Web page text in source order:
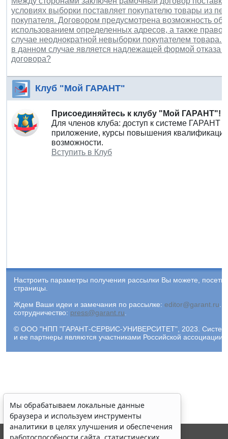
условиях выборки поставляет покупателю товары из
покупателя. Договором предусмотрена возможность
использованием определенных адресов, а также право
случае неоднократной невыборки покупателем товара.
в данном случае является надлежащей формой отказа
договора?
Клуб "Мой ГАРАНТ"
Присоединяйтесь к клубу "Мой ГАРАНТ"!
Для членов клуба: доступ к системе ГАРАНТ
приложение, курсы повышения
возможности.
Вступить в Клуб
Настроить параметры получения рассылки Вы можете,
страницы.
Ждем Ваши идеи и замечания по рассылке: editor@garant.ru
сотрудничество: press@garant.ru
© ООО "НПП "ГАРАНТ-СЕРВИС-УНИВЕРСИТЕТ", 2023. Система
и ее партнеры являются участниками Российской
Мы обрабатываем локальные данные
браузера и используем инструменты
аналитики в целях улучшения и обеспечения